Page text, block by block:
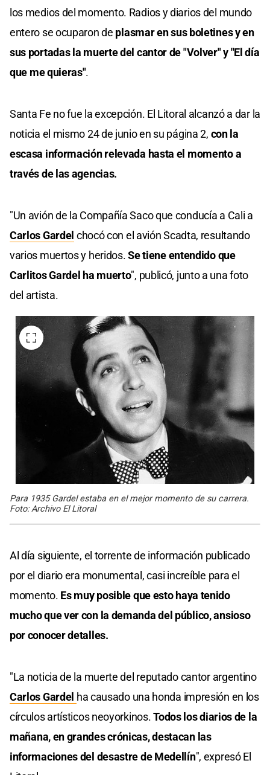
los medios del momento. Radios y diarios del mundo
entero se ocuparon de plasmar en sus boletines y en
sus portadas la muerte del cantor de "Volver" y "El día
que me quieras".
Santa Fe no fue la excepción. El Litoral alcanzó a dar la
noticia el mismo 24 de junio en su página 2, con la
escasa información relevada hasta el momento a
través de las agencias.
"Un avión de la Compañía Saco que conducía a Cali a
Carlos Gardel chocó con el avión Scadta, resultando
varios muertos y heridos.Se tiene entendido que
Carlitos Gardel ha muerto", publicó, junto a una foto
del artista.
Para 1935 Gardel estaba en el mejor momento de su carrera.
Foto: Archivo El Litoral
Al día siguiente, el torrente de información publicado
por el diario era monumental, casi increíble para el
momento. Es muy posible que esto haya tenido
mucho que ver con la demanda del público, ansioso
por conocer detalles.
"La noticia de la muerte del reputado cantor argentino
Carlos Gardel ha causado una honda impresión en los
círculos artísticos neoyorkinos.Todos los diarios de la
mañana, en grandes crónicas, destacan las
informaciones del desastre de Medellín", expresó El